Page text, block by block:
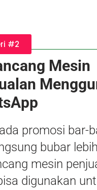
#2
Mesin
promosi bar-
bubar
mesin
digunakan